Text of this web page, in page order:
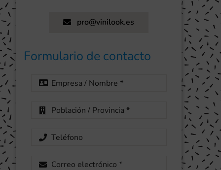
pro@vinilook.es
Formulario de contacto